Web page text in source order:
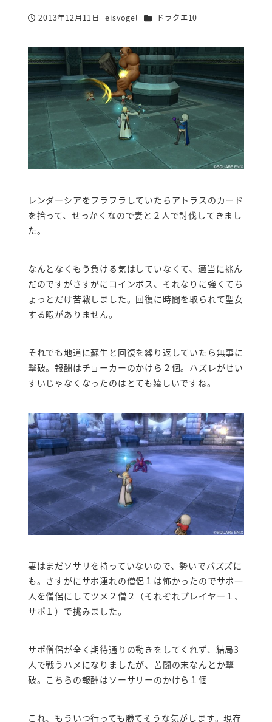
投稿日
2013年12月11日
著
eisvogel カテゴリー
ドラクエ10
レンダーシアをフラフラしていたらアトラスのカード
を拾って、せっかくなので妻と２人で討伐してきまし
た。
なんとなくもう負ける気はしていなくて、適当に挑ん
だのですがさすがにコインボス、それなりに強くてち
ょっとだけ苦戦しました。回復に時間を取られて聖女
する暇がありません。
それでも地道に蘇生と回復を繰り返していたら無事に
撃破。報酬はチョーカーのかけら２個。ハズレがせい
すいじゃなくなったのはとても嬉しいですね。
妻はまだソサリを持っていないので、勢いでバズズに
も。さすがにサポ連れの僧侶１は怖かったのでサポ一
人を僧侶にしてツメ２僧２（それぞれプレイヤー１、
サポ１）で挑みました。
サポ僧侶が全く期待通りの動きをしてくれず、結局3
人で戦うハメになりましたが、苦闘の末なんとか撃
破。こちらの報酬はソーサリーのかけら１個
これ、もういつ行っても勝てそうな気がします。現存